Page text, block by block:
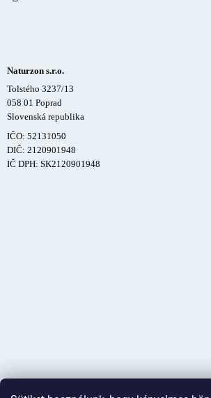
Naturzon s.r.o.
Tolstého 3237/13
058 01 Poprad
Slovenská republika
IČO: 52131050
DIČ: 2120901948
IČ DPH: SK2120901948